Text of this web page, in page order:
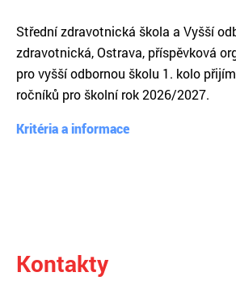
Střední zdravotnická škola a Vyšší
zdravotnická, Ostrava, příspěvková
pro vyšší odbornou školu 1. kolo
ročníků pro školní rok 2026/2027.
Kritéria a informace
Kontakty